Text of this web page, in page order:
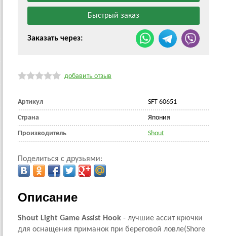
Заказать через:
добавить отзыв
Артикул SFT 60651
Страна Япония
Производитель Shout
Поделиться с друзьями:
Описание
Shout Light Game Assist Hook - лучшие ассит крючки
для оснащения приманок при береговой ловле(Shore